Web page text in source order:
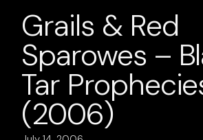
Grails & Red
Sparowes –
Tar
(2006)